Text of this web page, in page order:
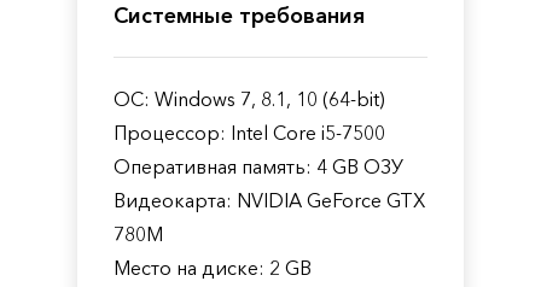
Системные требования
ОС: Windows 7, 8.1, 10 (64-bit)
Процессор: Intel Core i5-7500
Оперативная память: 4 GB ОЗУ
Видеокарта: NVIDIA GeForce GTX
780M
Место на диске: 2 GB